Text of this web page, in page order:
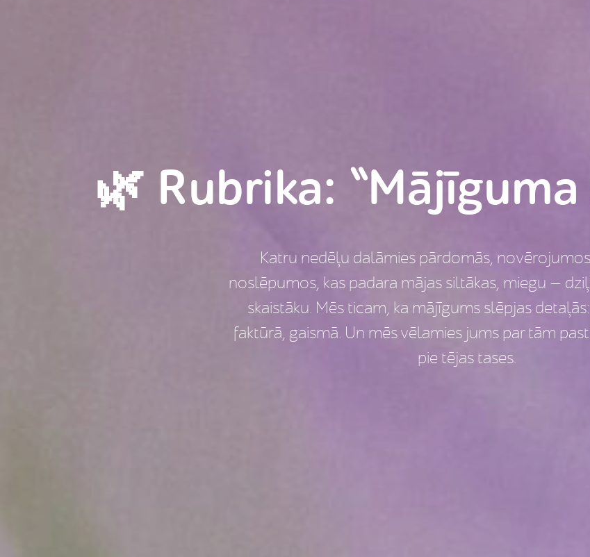
🌿 Rubrika: “Mājīguma
Katru nedēļu dalāmies pārdomās,
noslēpumos, kas padara mājas siltākas, miegu —
skaistāku. Mēs ticam, ka mājīgums slēpjas
faktūrā, gaismā. Un mēs vēlamies jums par tām
pie tējas tases.